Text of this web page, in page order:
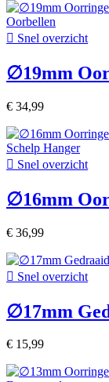
 Snel overzicht
∅19mm
€ 34,99
 Snel overzicht
∅16mm
€ 36,99
 Snel overzicht
∅17mm
€ 15,99